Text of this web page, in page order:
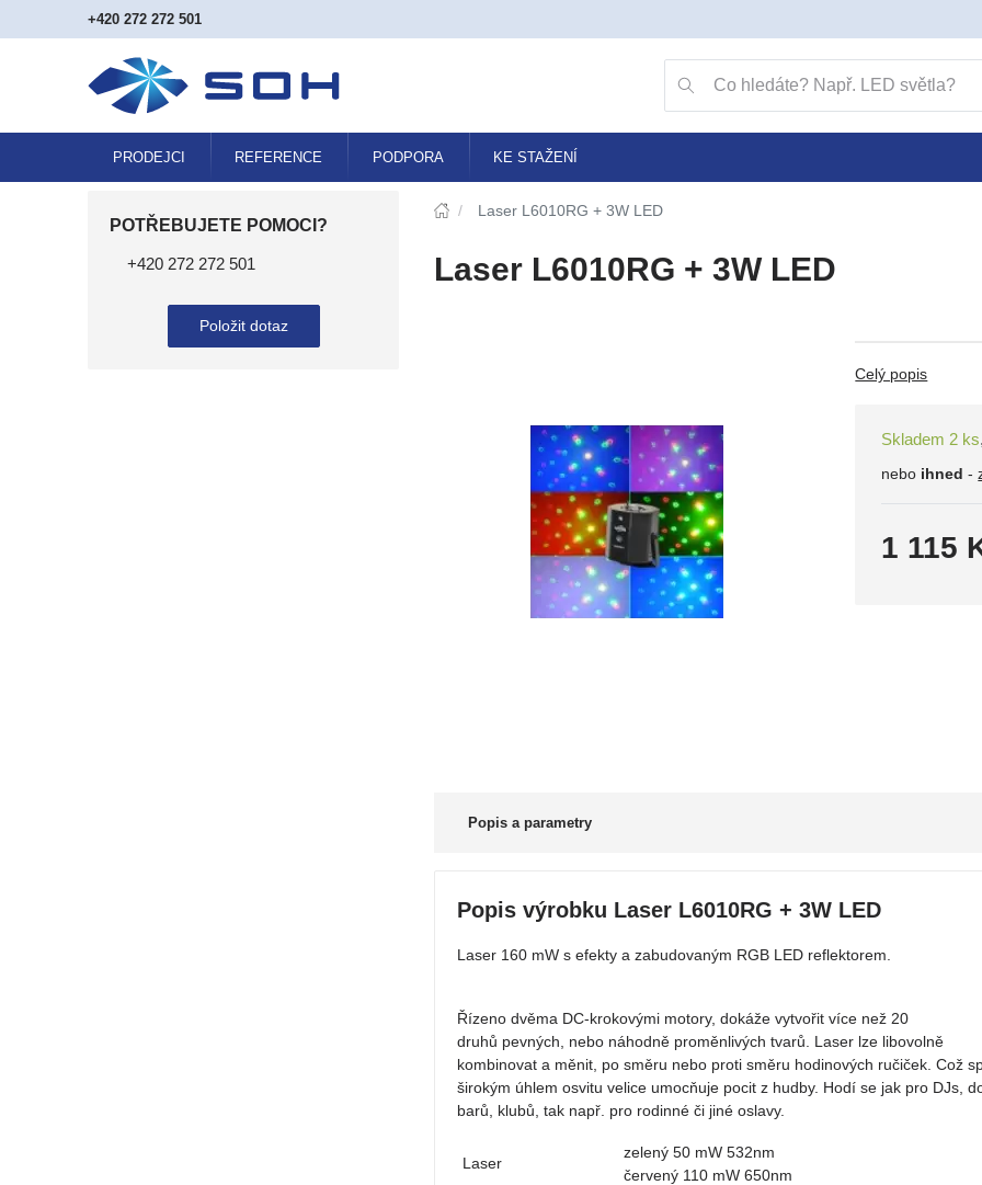
+420 272 272 501
PRODEJCI REFERENCE PODPORA KE STAŽENÍ
/ Laser L6010RG + 3W LED
Laser L6010RG + 3W LED
Celý popis
Skladem 2 ks,
nebo ihned -
1 115
Popis a parametry
Popis výrobku Laser L6010RG + 3W LED
Laser 160 mW s efekty a zabudovaným RGB LED reflektorem.
Řízeno dvěma DC-krokovými motory, dokáže vytvořit více než 20
druhů pevných, nebo náhodně proměnlivých tvarů.
Laser lze libovolně
kombinovat a měnit po směru nebo proti směru hodinových ručiček. Což
širokým úhlem osvitu velice umocňuje pocit z hudby. Hodí se jak pro DJs,
barů, klubů, tak např. pro rodinné či jiné oslavy.
Laser
zelený 50 mW 532nm
červený 110 mW 650nm
POTŘEBUJETE POMOCI?
+420 272 272 501
Položit dotaz